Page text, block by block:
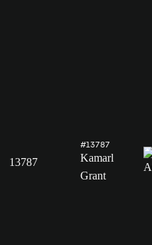
13787
#13787
Kamarl
Grant